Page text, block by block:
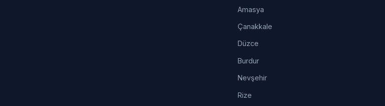
Amasya
Çanakkale
Düzce
Burdur
Nevşehir
Rize